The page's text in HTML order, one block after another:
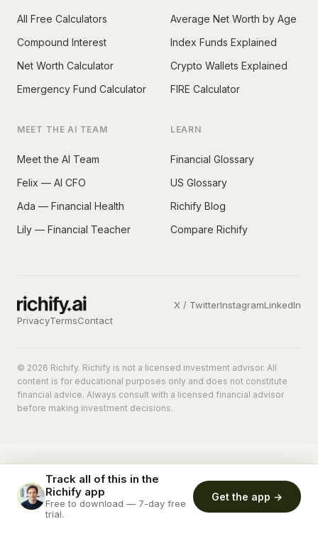
All Free Calculators
Compound Interest
Net Worth Calculator
Emergency Fund Calculator
Average Net Worth by Age
Index Funds Explained
Crypto Wallets Explained
FIRE Calculator
MEET THE AI TEAM
Meet the AI Team
Felix — AI CFO
Ada — Financial Health
Lily — Financial Teacher
LEARN
Financial Glossary
US Glossary
Richify Blog
Compare Richify
X / TwitterInstagramLinkedIn
PrivacyTermsContact
© 2026 Richify. Richify is not a licensed investment advisor. All
content is for educational purposes only and does not constitute
financial advice. Always consult with a licensed financial advisor
before making investment decisions.
Track all of this in the
Richify app
Free to download — 7-day free
trial.
Get the app →